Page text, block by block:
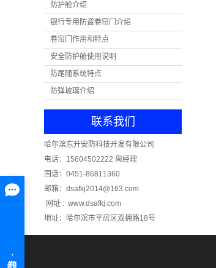
防护舱介绍
银行专用防盗卷帘门介绍
卷帘门作用和特点
安全防护舱使用说明
防尾随系统特点
防弹玻璃介绍
联系我们
哈尔滨东升安防科技开发有限公司
电话：15604502222 周经理
固话：0451-86811360
邮箱：dsafkj2014@163.com
网址 : www.dsafkj.com
地址：哈尔滨市平房区双拥路18号